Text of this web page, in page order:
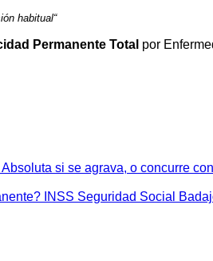
habitual“
Permanente Total por
si se agrava, o concurre
INSS Seguridad Social